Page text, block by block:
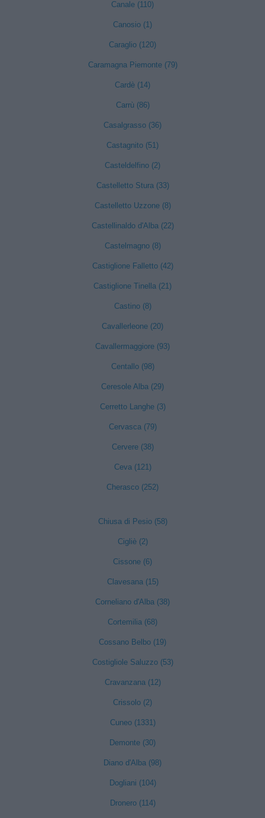
Canale (110)
Canosio (1)
Caraglio (120)
Caramagna Piemonte (79)
Cardè (14)
Carrù (86)
Casalgrasso (36)
Castagnito (51)
Casteldelfino (2)
Castelletto Stura (33)
Castelletto Uzzone (8)
Castellinaldo d'Alba (22)
Castelmagno (8)
Castiglione Falletto (42)
Castiglione Tinella (21)
Castino (8)
Cavallerleone (20)
Cavallermaggiore (93)
Centallo (98)
Ceresole Alba (29)
Cerretto Langhe (3)
Cervasca (79)
Cervere (38)
Ceva (121)
Cherasco (252)
Chiusa di Pesio (58)
Cigliè (2)
Cissone (6)
Clavesana (15)
Corneliano d'Alba (38)
Cortemilia (68)
Cossano Belbo (19)
Costigliole Saluzzo (53)
Cravanzana (12)
Crissolo (2)
Cuneo (1331)
Demonte (30)
Diano d'Alba (98)
Dogliani (104)
Dronero (114)